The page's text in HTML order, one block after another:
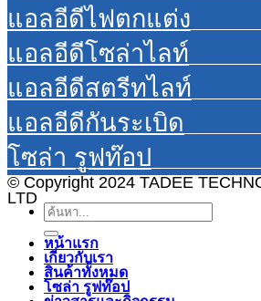
แอลอีดีไฟตกแต่ง
แอลอีดีโซล่าไลท์
แอลอีดีสตรีทไลท์
แอลอีดีกันระเบิด
โซล่า รูฟท๊อป
© Copyright 2024 TADEE
LTD
ค้นหา:
หน้าแรก
เกี่ยวกับเรา
สินค้าทั้งหมด
โซล่า รูฟท๊อป